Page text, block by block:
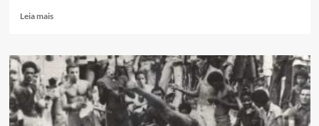
Leia maisRead
PRODUTINHO